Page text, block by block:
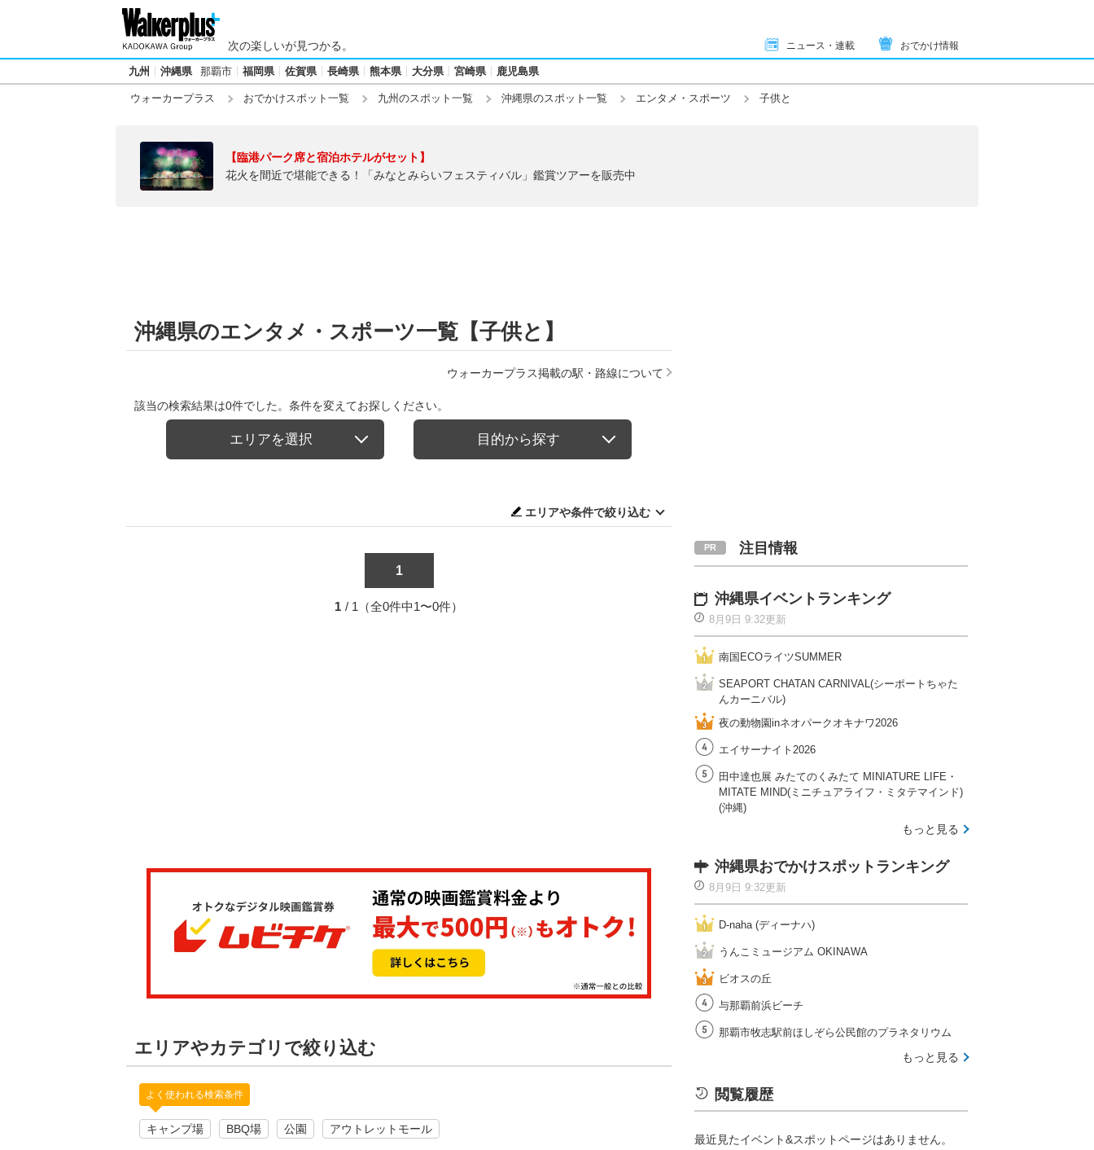
次の楽しいが見つかる。 ニュース・連載 おでかけ情報
九州 沖縄県 那覇市 福岡県 佐賀県 長崎県 熊本県 大分県 宮崎県 鹿児島県
ウォーカープラス おでかけスポット一覧 九州のスポット一覧 沖縄県のスポット一覧 エンタメ・スポーツ 子供と
【臨港パーク席と宿泊ホテルがセット】
花火を間近で堪能できる！「みなとみらいフェスティバル」鑑賞ツアーを販売中
沖縄県のエンタメ・スポーツ一覧【子供と】
ウォーカープラス掲載の駅・路線について
該当の検索結果は0件でした。条件を変えてお探しください。
エリアを選択 目的から探す
エリアや条件で絞り込む
1
1 / 1（全0件中1〜0件）
エリアやカテゴリで絞り込む
よく使われる検索条件
キャンプ場 BBQ場 公園 アウトレットモール
注目情報
沖縄県イベントランキング
8月9日 9:32更新
南国ECOライツSUMMER
SEAPORT CHATAN CARNIVAL(シーポートちゃた
んカーニバル)
夜の動物園inネオパークオキナワ2026
エイサーナイト2026
田中達也展 みたてのくみたて MINIATURE LIFE・
MITATE MIND(ミニチュアライフ・ミタテマインド)
(沖縄)
もっと見る
沖縄県おでかけスポットランキング
8月9日 9:32更新
D-naha (ディーナハ)
うんこミュージアム OKINAWA
ビオスの丘
与那覇前浜ビーチ
那覇市牧志駅前ほしぞら公民館のプラネタリウム
もっと見る
閲覧履歴
最近見たイベント&スポットページはありません。